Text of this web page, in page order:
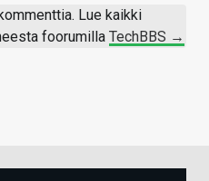
Lue kaikki
foorumilla TechBBS →